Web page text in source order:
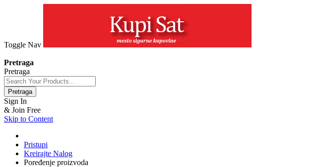
Toggle Nav
Pretraga
Pretraga
Pretraga
Sign In
& Join Free
Skip to Content
Pristupi
Kreirajte Nalog
Poređenje proizvoda